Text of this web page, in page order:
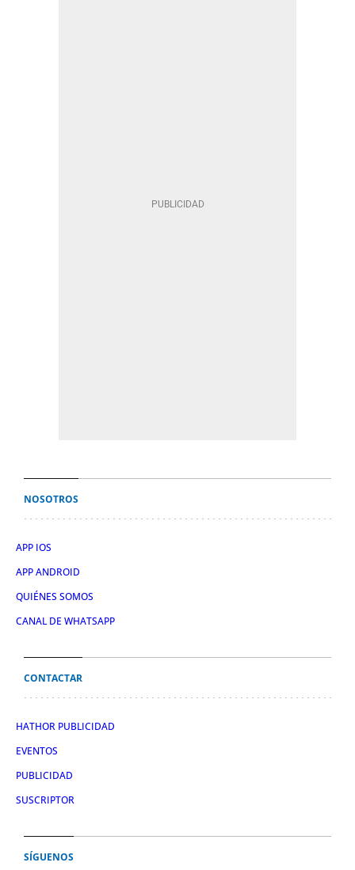
NOSOTROS
APP IOS
APP ANDROID
QUIÉNES SOMOS
CANAL DE WHATSAPP
CONTACTAR
HATHOR PUBLICIDAD
EVENTOS
PUBLICIDAD
SUSCRIPTOR
SÍGUENOS